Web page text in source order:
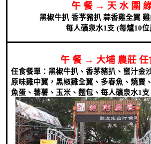
午 餐 → 天 水 圍
黑椒牛扒 香芧豬扒 蒜香雞全翼
每人礦泉水1 支 (每爐10位
午 餐 → 大埔 農莊 任
任食餐單：黑椒牛扒、香茅豬扒、蜜汁金
原味雞中翼，黑椒雞全翼、多春魚、燒賣
魚蛋、蕃薯、玉米、麵包、每人礦泉水1 支